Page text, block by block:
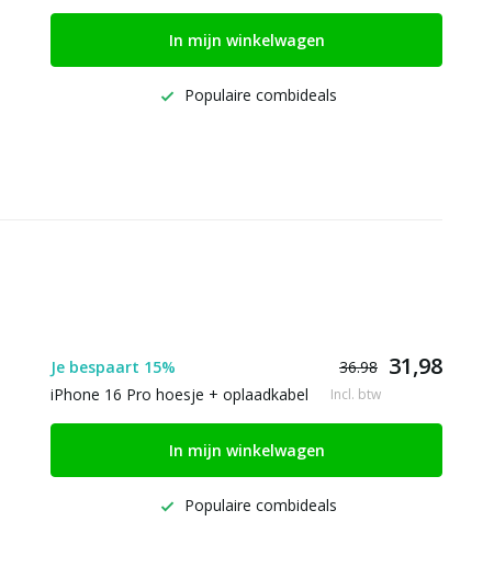
In mijn winkelwagen
Populaire combideals
Je bespaart 15% 36.98 31,98
iPhone 16 Pro hoesje + oplaadkabel Incl. btw
In mijn winkelwagen
Populaire combideals